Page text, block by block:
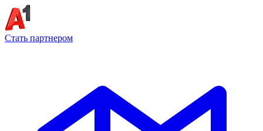
Стать партнером